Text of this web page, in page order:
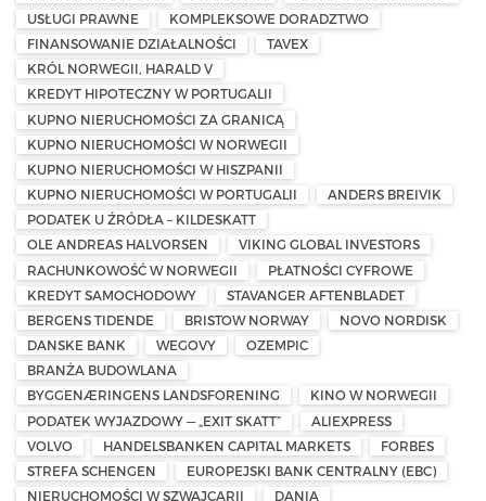
USŁUGI PRAWNE
KOMPLEKSOWE DORADZTWO
FINANSOWANIE DZIAŁALNOŚCI
TAVEX
KRÓL NORWEGII, HARALD V
KREDYT HIPOTECZNY W PORTUGALII
KUPNO NIERUCHOMOŚCI ZA GRANICĄ
KUPNO NIERUCHOMOŚCI W NORWEGII
KUPNO NIERUCHOMOŚCI W HISZPANII
KUPNO NIERUCHOMOŚCI W PORTUGALII
ANDERS BREIVIK
PODATEK U ŹRÓDŁA – KILDESKATT
OLE ANDREAS HALVORSEN
VIKING GLOBAL INVESTORS
RACHUNKOWOŚĆ W NORWEGII
PŁATNOŚCI CYFROWE
KREDYT SAMOCHODOWY
STAVANGER AFTENBLADET
BERGENS TIDENDE
BRISTOW NORWAY
NOVO NORDISK
DANSKE BANK
WEGOVY
OZEMPIC
BRANŻA BUDOWLANA
BYGGENÆRINGENS LANDSFORENING
KINO W NORWEGII
PODATEK WYJAZDOWY — „EXIT SKATT”
ALIEXPRESS
VOLVO
HANDELSBANKEN CAPITAL MARKETS
FORBES
STREFA SCHENGEN
EUROPEJSKI BANK CENTRALNY (EBC)
NIERUCHOMOŚCI W SZWAJCARII
DANIA